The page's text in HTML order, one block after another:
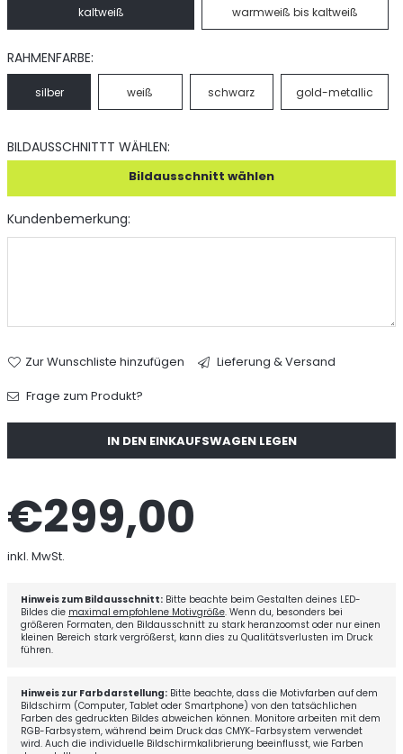
kaltweiß warmweiß bis kaltweiß
RAHMENFARBE:
silber weiß schwarz gold-metallic
BILDAUSSCHNITTT WÄHLEN:
Bildausschnitt wählen
Kundenbemerkung:
Zur Wunschliste hinzufügen
Lieferung & Versand
Frage zum Produkt?
IN DEN EINKAUFSWAGEN LEGEN
Normaler
€299,00
inkl. MwSt.
Hinweis zum Bildausschnitt: Bitte beachte beim Gestalten deines LED-
Bildes die maximal empfohlene Motivgröße. Wenn du, besonders bei
größeren Formaten, den Bildausschnitt zu stark heranzoomst oder nur einen
kleinen Bereich stark vergrößerst, kann dies zu Qualitätsverlusten im Druck
führen.
Hinweis zur Farbdarstellung: Bitte beachte, dass die Motivfarben auf dem
Bildschirm (Computer, Tablet oder Smartphone) von den tatsächlichen
Farben des gedruckten Bildes abweichen können. Monitore arbeiten mit dem
RGB-Farbsystem, während beim Druck das CMYK-Farbsystem verwendet
wird. Auch die individuelle Bildschirmkalibrierung beeinflusst, wie Farben